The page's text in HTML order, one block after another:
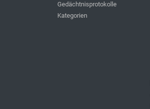
Gedächtnisprotokolle
Kategorien